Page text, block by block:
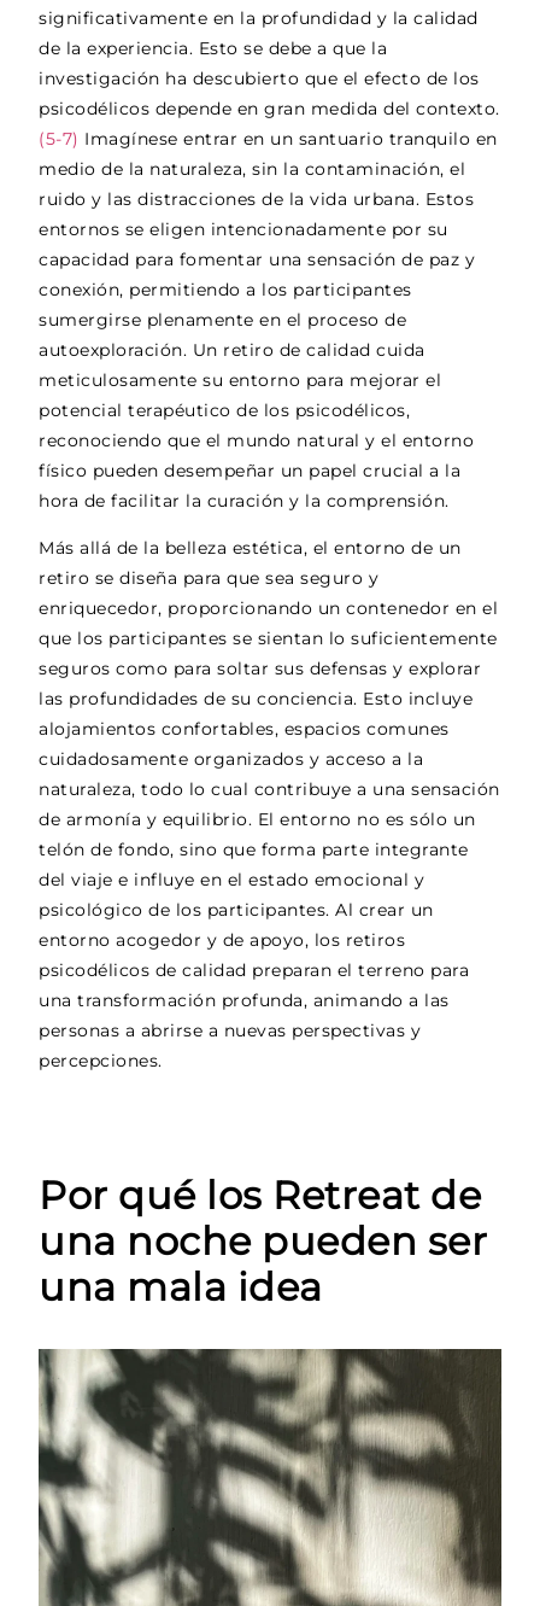
significativamente en la profundidad y la calidad
de la experiencia. Esto se debe a que la
investigación ha descubierto que el efecto de los
psicodélicos depende en gran medida del contexto.
(5-7) Imagínese entrar en un santuario tranquilo en
medio de la naturaleza, sin la contaminación, el
ruido y las distracciones de la vida urbana. Estos
entornos se eligen intencionadamente por su
capacidad para fomentar una sensación de paz y
conexión, permitiendo a los participantes
sumergirse plenamente en el proceso de
autoexploración. Un retiro de calidad cuida
meticulosamente su entorno para mejorar el
potencial terapéutico de los psicodélicos,
reconociendo que el mundo natural y el entorno
físico pueden desempeñar un papel crucial a la
hora de facilitar la curación y la comprensión.
Más allá de la belleza estética, el entorno de un
retiro se diseña para que sea seguro y
enriquecedor, proporcionando un contenedor en el
que los participantes se sientan lo suficientemente
seguros como para soltar sus defensas y explorar
las profundidades de su conciencia. Esto incluye
alojamientos confortables, espacios comunes
cuidadosamente organizados y acceso a la
naturaleza, todo lo cual contribuye a una sensación
de armonía y equilibrio. El entorno no es sólo un
telón de fondo, sino que forma parte integrante
del viaje e influye en el estado emocional y
psicológico de los participantes. Al crear un
entorno acogedor y de apoyo, los retiros
psicodélicos de calidad preparan el terreno para
una transformación profunda, animando a las
personas a abrirse a nuevas perspectivas y
percepciones.
Por qué los Retreat de
una noche pueden ser
una mala idea